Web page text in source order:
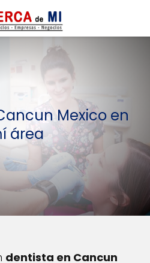
Mexico en
área
dentista en Cancun